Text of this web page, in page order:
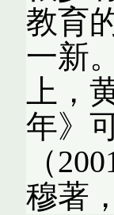
教育
一新
上，
年》
（
穆著